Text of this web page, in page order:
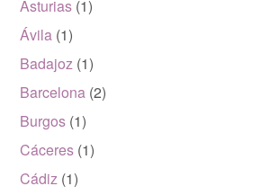
Asturias (1)
Ávila (1)
Badajoz (1)
Barcelona (2)
Burgos (1)
Cáceres (1)
Cádiz (1)